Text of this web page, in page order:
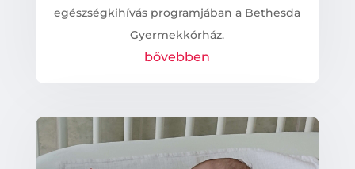
egészségkihívás programjában a Bethesda
Gyermekkórház.
bővebben